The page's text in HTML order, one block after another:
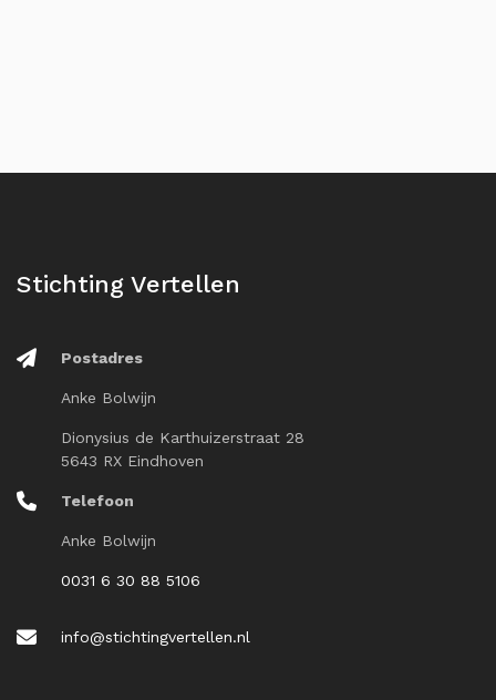
Stichting Vertellen
Postadres
Anke Bolwijn
Dionysius de Karthuizerstraat 28
5643 RX Eindhoven
Telefoon
Anke Bolwijn
0031 6 30 88 5106
info@stichtingvertellen.nl